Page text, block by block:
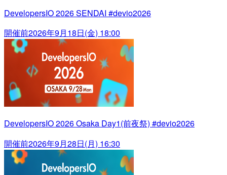
DevelopersIO 2026 SENDAI #devio2026
開催前2026年9月18日(金) 18:00
DevelopersIO 2026 Osaka Day1(前夜祭) #devio2026
開催前2026年9月28日(月) 16:30